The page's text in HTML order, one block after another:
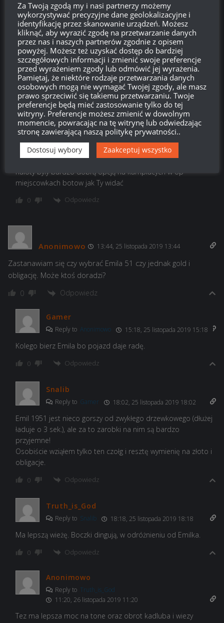
nagrody czołgu. Można tam było wejść w każdym odcinku linii
frontu.
0 Odpowiedz
Anonimowo
Reply toHebius 11:19, 26 listopada 2019 11:19
Udala by sie gdyby nie te debilne naloty i to jeszcze
odnawialne
0 Odpowiedz
Anonimowo
Reply toAnonimowo 13:01, 26 listopada 2019 13:01
naloty były bardzo dobrą opcją na kampiacych w op
miejscowkach botow jak Ty widać
0 Odpowiedz
Anonimowo 13:44, 25 listopada 2019 13:44
Zastanawiam się czy wybrać Emila 51 czy jednak gold i
obligację. Może ktoś doradzi?
0 Odpowiedz
Gamer
Reply to Anonimowo 15:18, 25 listopada 2019 15:18
Kolego bierz Emila bo pojazd daje radę.
0 Odpowiedz
Snalib
Reply to Gamer 18:02, 25 listopada 2019 18:02
Emil 1951 jest nieco gorszy od zwykłego drzewkowego (dłużej
ładuje o 3 sek.), ale za to zarobki na nim są bardzo
przyjemne!
Osobiście wziąłem tylko ten czołg i resztę wymienię na złoto i
obligacje.
0 Odpowiedz
Truth_is_God
Reply to Snalib 18:18, 25 listopada 2019 18:18
Ma lepszą wieżę. Boczki dingują, w odróżnieniu od Emilka.
0 Odpowiedz
Anonimowo
Reply to Truth_is_God
11:20, 26 listopada 2019 11:20
Tez ma lepsza moc na tone oraz obrot kadluba i wiezy
Za Twoją zgodą my i nasi partnerzy możemy
wykorzystywać precyzyjne dane geolokalizacyjne i
identyfikację przez skanowanie urządzeń. Możesz
kliknąć, aby wyrazić zgodę na przetwarzanie danych
przez nas i naszych partnerów zgodnie z opisem
powyżej. Możesz też uzyskać dostęp do bardziej
szczegółowych informacji i zmienić swoje preferencje
przed wyrażeniem zgody lub odmówić jej wyrażenia.
Pamiętaj, że niektóre rodzaje przetwarzania danych
osobowych mogą nie wymagać Twojej zgody, ale masz
prawo sprzeciwić się takiemu przetwarzaniu. Twoje
preferencje będą mieć zastosowanie tylko do tej
witryny. Preferencje możesz zmienić w dowolnym
momencie, powracając na tę witrynę lub odwiedzając
stronę zawierającą naszą politykę prywatności..
Dostosuj wybory Zaakceptuj wszystko